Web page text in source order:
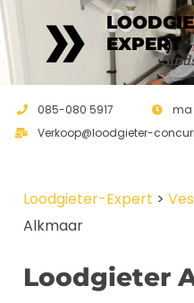
EXPERT
085-080 5917
ma
Verkoop@loodgieter-
Loodgieter-Expert >
Alkmaar
Loodgieter